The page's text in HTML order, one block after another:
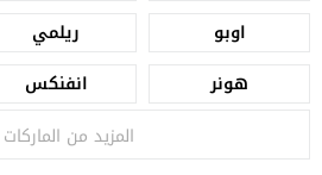
اوبو
ريلمي
هونر
انفنكس
المزيد من الماركات